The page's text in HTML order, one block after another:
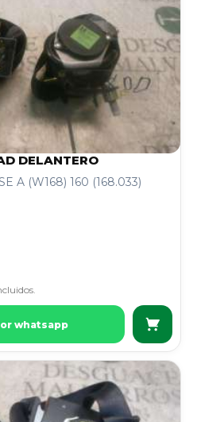
DELANTERO
A (W168) 160 (168.033)
whatsapp